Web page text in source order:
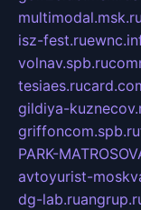
multimodal.msk.ru
isz-fest.ru
volnav.spb.ru
tesiaes.ru
gildiya-
griffoncom.spb.ru
PARK-
avtoyurist-
dg-lab.ru